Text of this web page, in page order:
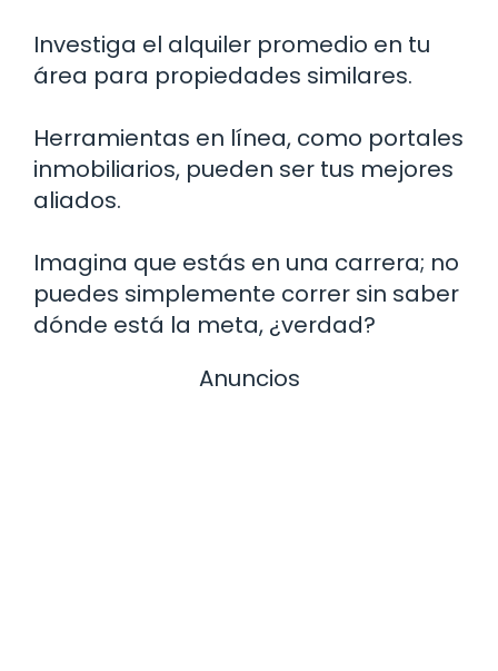
Investiga el alquiler promedio en tu
área para propiedades similares.
Herramientas en línea, como portales
inmobiliarios, pueden ser tus mejores
aliados.
Imagina que estás en una carrera; no
puedes simplemente correr sin saber
dónde está la meta, ¿verdad?
Anuncios